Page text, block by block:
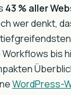
43 % aller
wer denkt,
bis
WordPress-